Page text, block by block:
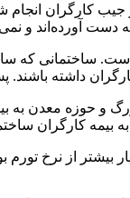
جیب کارگران
آورده‌اند و
داشته باشند.
و حوزه معدن
به بیمه کارگران
بیشتر از نرخ